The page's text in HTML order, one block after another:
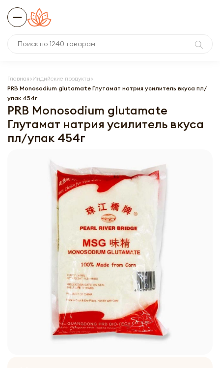
Главная Индийские продукты
PRB Monosodium glutamate Глутамат натрия усилитель вкуса пл/
упак 454г
PRB Monosodium glutamate
Глутамат натрия усилитель вкуса
пл/упак 454г